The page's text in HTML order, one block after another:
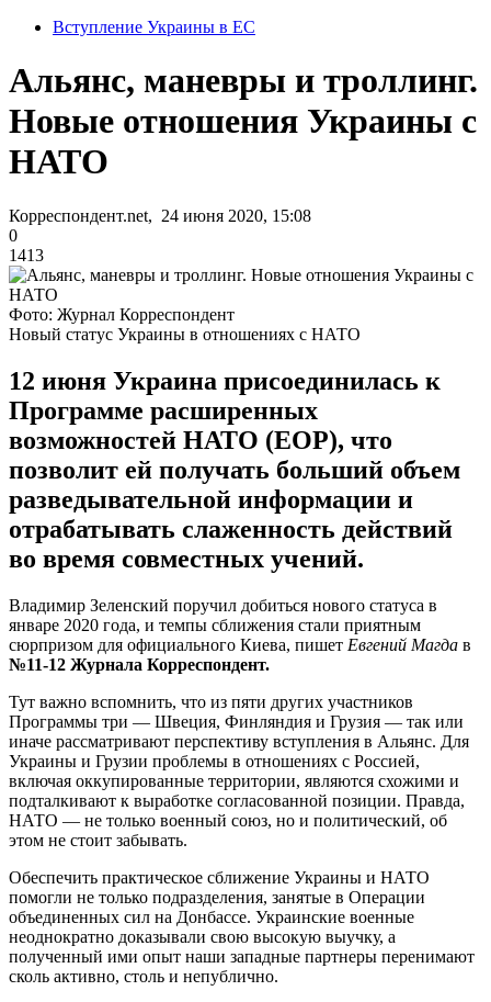
Вступление Украины в ЕС
Альянс, маневры и троллинг.
Новые отношения Украины с
НАТО
Корреспондент.net, 24 июня 2020, 15:08
0
1413
Фото: Журнал Корреспондент
Новый статус Украины в отношениях с НАТО
12 июня Украина присоединилась к
Программе расширенных
возможностей НАТО (ЕОР), что
позволит ей получать больший объем
разведывательной информации и
отрабатывать слаженность действий
во время совместных учений.
Владимир Зеленский поручил добиться нового статуса в
январе 2020 года, и темпы сближения стали приятным
сюрпризом для официального Киева, пишет Евгений Магда в
№11-12 Журнала Корреспондент.
Тут важно вспомнить, что из пяти других участников
Программы три — Швеция, Финляндия и Грузия — так или
иначе рассматривают перспективу вступления в Альянс. Для
Украины и Грузии проблемы в отношениях с Россией,
включая оккупированные территории, являются схожими и
подталкивают к выработке согласованной позиции. Правда,
НАТО — не только военный союз, но и политический, об
этом не стоит забывать.
Обеспечить практическое сближение Украины и НАТО
помогли не только подразделения, занятые в Операции
объединенных сил на Донбассе. Украинские военные
неоднократно доказывали свою высокую выучку, а
полученный ими опыт наши западные партнеры перенимают
сколь активно, столь и непублично.